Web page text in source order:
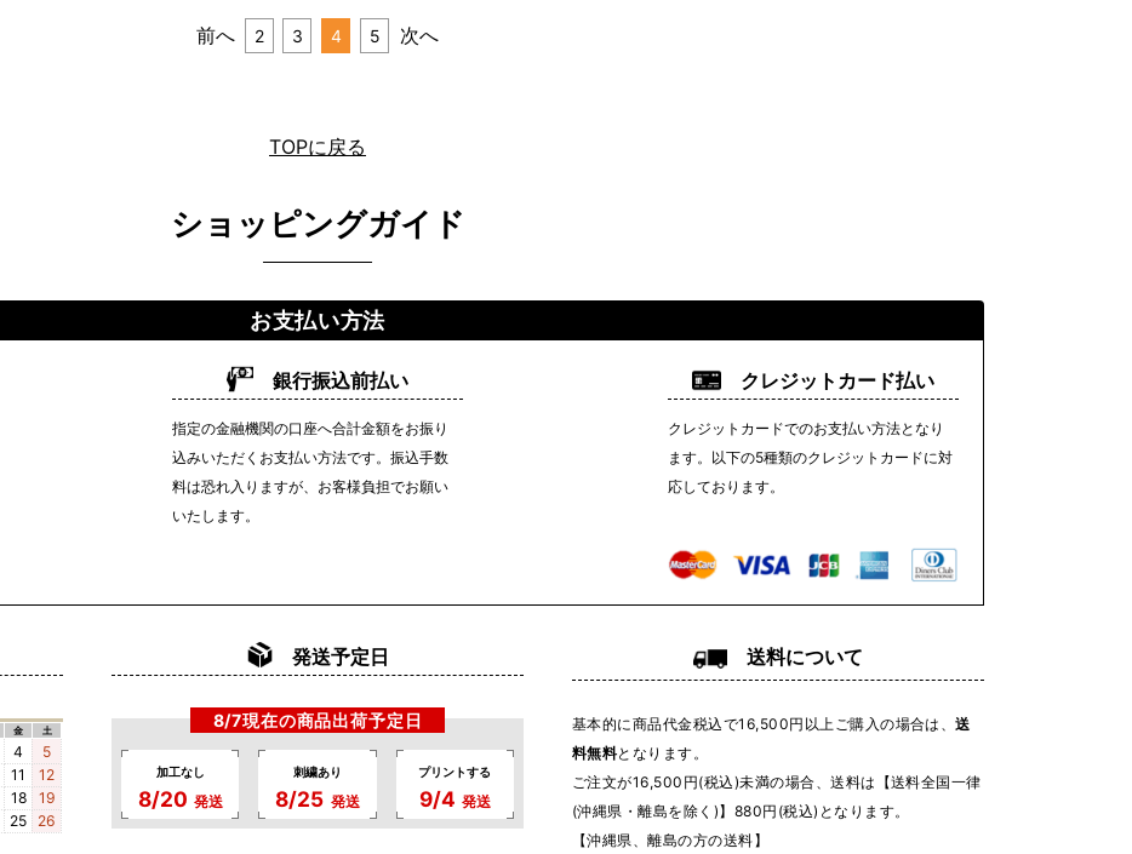
前へ 2 3 4 5 次へ
TOPに戻る
ショッピングガイド
お支払い方法
銀行振込前払い
指定の金融機関の口座へ合計金額をお振り
込みいただくお支払い方法です。振込手数
料は恐れ入りますが、お客様負担でお願い
いたします。
クレジットカード払い
クレジットカードでのお支払い方法となり
ます。以下の5種類のクレジットカードに対
応しております。
金 土
4
5
11
12
18
19
25
26
発送予定日
8/7現在の商品出荷予定日
加工なし
8/20 発送
刺繍あり
8/25 発送
プリントする
9/4 発送
送料について
基本的に商品代金税込で16,500円以上ご購入の場合は、送
料無料となります。
ご注文が16,500円(税込)未満の場合、送料は【送料全国一律
(沖縄県・離島を除く)】880円(税込)となります。
【沖縄県、離島の方の送料】